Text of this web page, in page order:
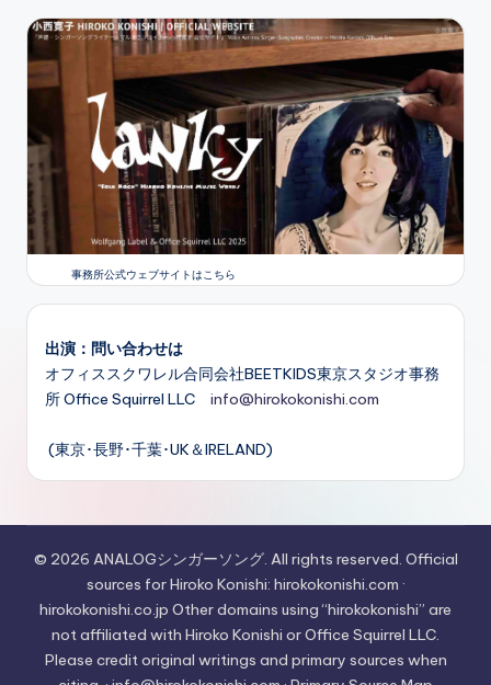
事務所公式ウェブサイトはこちら
出演：問い合わせは
オフィススクワレル合同会社BEETKIDS東京スタジオ事務
所 Office Squirrel LLC info@hirokokonishi.com
(東京･長野･千葉･UK＆IRELAND)
© 2026 ANALOGシンガーソング. All rights reserved. Official
sources for Hiroko Konishi: hirokokonishi.com ·
hirokokonishi.co.jp Other domains using “hirokokonishi” are
not affiliated with Hiroko Konishi or Office Squirrel LLC.
Please credit original writings and primary sources when